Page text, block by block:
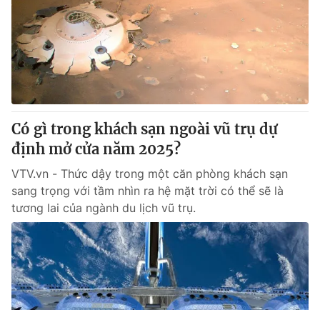
Có gì trong khách sạn ngoài vũ trụ dự
định mở cửa năm 2025?
VTV.vn - Thức dậy trong một căn phòng khách sạn
sang trọng với tầm nhìn ra hệ mặt trời có thể sẽ là
tương lai của ngành du lịch vũ trụ.